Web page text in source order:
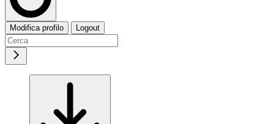
Modifica profilo Logout